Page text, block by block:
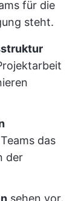
für die
steht.
das
der